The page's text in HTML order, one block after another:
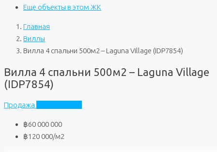
Еще объекты в этом ЖК
Главная
Виллы
Вилла 4 спальни 500м2 – Laguna Village (IDP7854)
Вилла 4 спальни 500м2 – Laguna Village
(IDP7854)
Продажа
฿60 000 000
฿120 000/м2